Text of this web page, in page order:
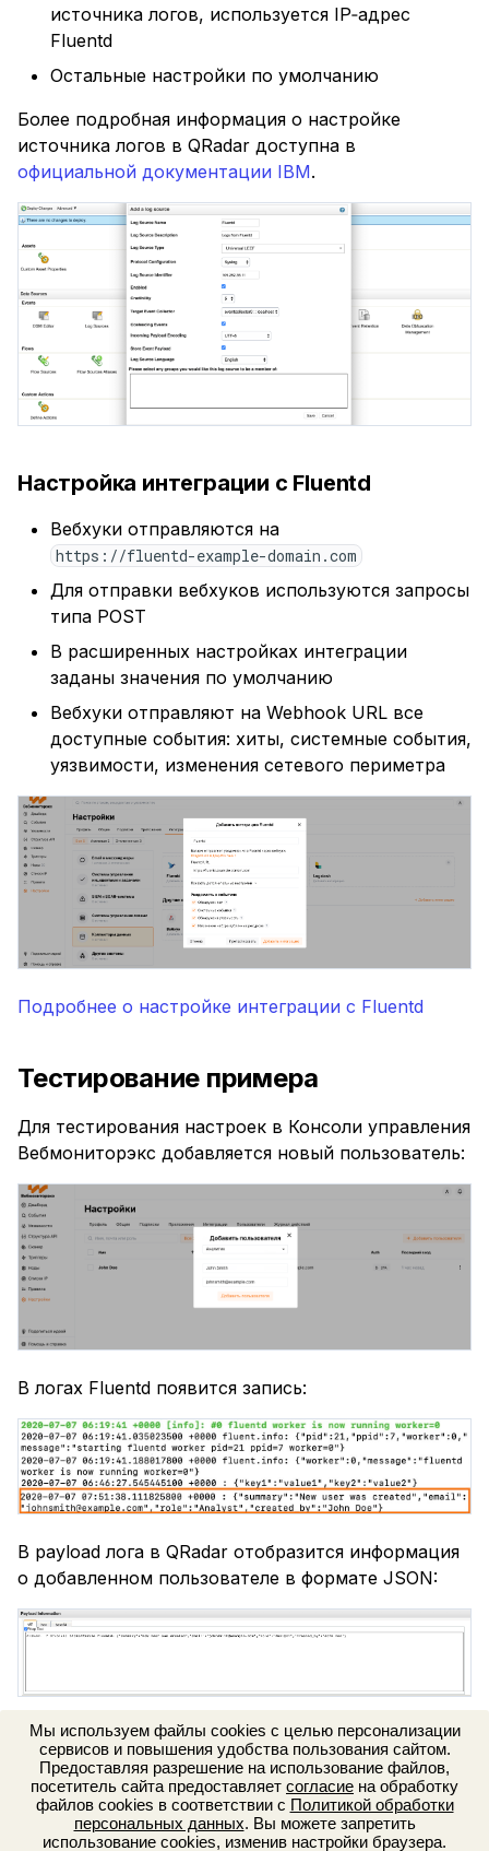
источника логов, используется IP‑адрес
Fluentd
Остальные настройки по умолчанию
Более подробная информация о настройке
источника логов в QRadar доступна в
официальной документации IBM.
Настройка интеграции с Fluentd
Вебхуки отправляются на
https://fluentd-example-domain.com
Для отправки вебхуков используются запросы
типа POST
В расширенных настройках интеграции
заданы значения по умолчанию
Вебхуки отправляют на Webhook URL все
доступные события: хиты, системные события,
уязвимости, изменения сетевого периметра
Подробнее о настройке интеграции с Fluentd
Тестирование примера
Для тестирования настроек в Консоли управления
Вебмониторэкс добавляется новый пользователь:
В логах Fluentd появится запись:
В payload лога в QRadar отобразится информация
о добавленном пользователе в формате JSON:
Нужна помощь или есть
вопросы?
Техническая
поддержка
|
Отдел
продаж
Реестр ПО|Сертификат ФСТЭК №4899
Мы используем файлы cookies с целью персонализации
сервисов и повышения удобства пользования сайтом.
Предоставляя разрешение на использование файлов,
посетитель сайта предоставляет согласие на обработку
файлов cookies в соответствии с Политикой обработки
персональных данных. Вы можете запретить
использование cookies, изменив настройки браузера.